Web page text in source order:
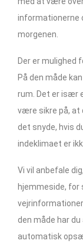
informationerne
morgenen.
Der er mulighed
På den måde
rum. Det er især
være sikre på, at
det snyde, hvis
indeklimaet er
Vi vil anbefale
hjemmeside, for
den måde har
automatisk